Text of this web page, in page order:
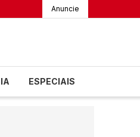
Anuncie
ESPECIAIS